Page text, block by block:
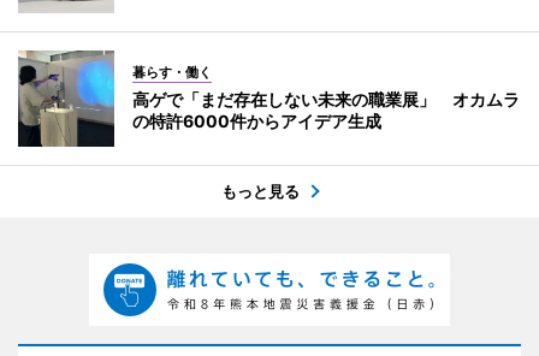
暮らす・働く
高ゲで「まだ存在しない未来の職業展」 オカムラ
の特許6000件からアイデア生成
もっと見る